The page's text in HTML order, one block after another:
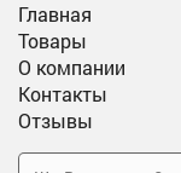
Главная
Товары
О компании
Контакты
Отзывы